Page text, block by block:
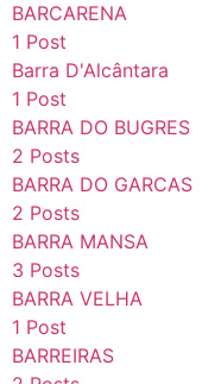
BARCARENA
1 Post
Barra D'Alcântara
1 Post
BARRA DO BUGRES
2 Posts
BARRA DO GARCAS
2 Posts
BARRA MANSA
3 Posts
BARRA VELHA
1 Post
BARREIRAS